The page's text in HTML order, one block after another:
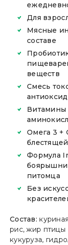
Для
Мясные
составе
веществ
Смесь
Витамины
Омега 3 +
Формула
питомца
Без
Состав:
рис, жир птицы
кукуруза,